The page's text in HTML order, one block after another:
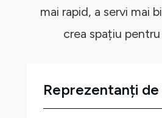
mai rapid, a servi mai
crea spațiu
Reprezentanți de